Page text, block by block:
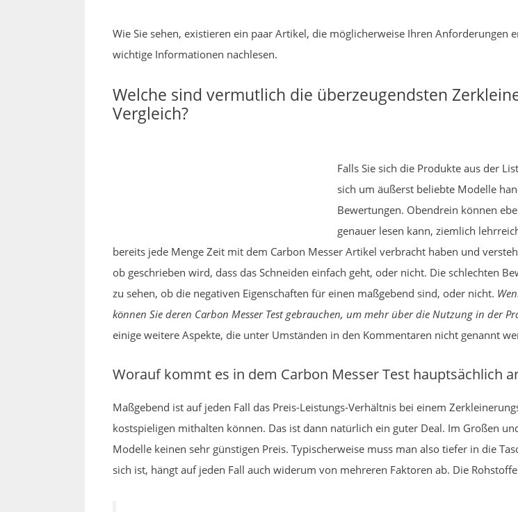
Wie Sie sehen, existieren ein paar Artikel, die möglicherweise Ihren Anforderungen
wichtige Informationen nachlesen.
Welche sind vermutlich die überzeugendsten
Vergleich?
Falls Sie sich die Produkte aus der
sich um äußerst beliebte Modelle
Bewertungen. Obendrein können
genauer lesen kann, ziemlich
bereits jede Menge Zeit mit dem Carbon Messer Artikel verbracht haben und
ob geschrieben wird, dass das Schneiden einfach geht, oder nicht. Die schlechten
zu sehen, ob die negativen Eigenschaften für einen maßgebend sind, oder nicht.
können Sie deren Carbon Messer Test gebrauchen, um mehr über die Nutzung in der
einige weitere Aspekte, die unter Umständen in den Kommentaren nicht genannt
Worauf kommt es in dem Carbon Messer Test hauptsächlich
Maßgebend ist auf jeden Fall das Preis-Leistungs-Verhältnis bei einem
kostspieligen mithalten können. Das ist dann natürlich ein guter Deal. Im Großen
Modelle keinen sehr günstigen Preis. Typischerweise muss man also tiefer in die
sich ist, hängt auf jeden Fall auch widerum von mehreren Faktoren ab. Die